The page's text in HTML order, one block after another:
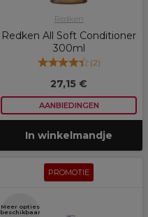
Redken
Redken All Soft Conditioner
300ml
(2)
27,15 €
AANBIEDINGEN
In winkelmandje
PROMOTIE
Meer opties
beschikbaar